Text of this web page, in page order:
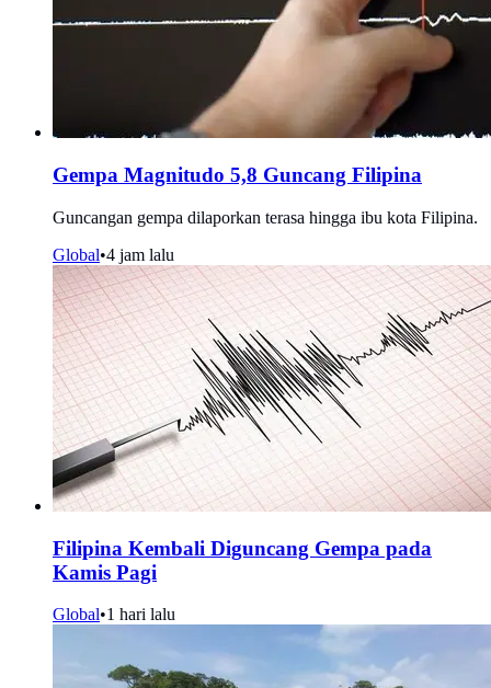
Gempa Magnitudo 5,8 Guncang Filipina
Guncangan gempa dilaporkan terasa hingga ibu kota Filipina.
Global•4 jam lalu
Filipina Kembali Diguncang Gempa pada
Kamis Pagi
Global•1 hari lalu